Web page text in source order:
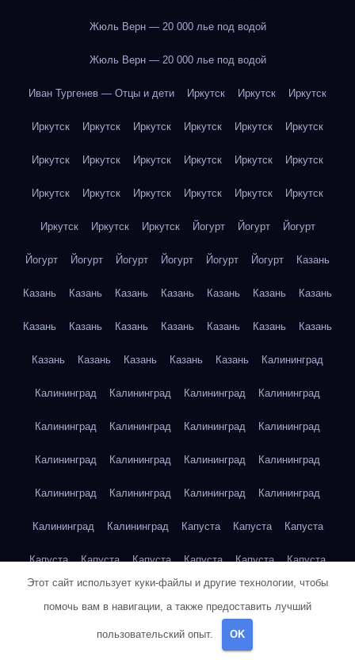
Жюль Верн — 20 000 лье под водой
Жюль Верн — 20 000 лье под водой
Иван Тургенев — Отцы и дети Иркутск Иркутск Иркутск
Иркутск Иркутск Иркутск Иркутск Иркутск Иркутск
Иркутск Иркутск Иркутск Иркутск Иркутск Иркутск
Иркутск Иркутск Иркутск Иркутск Иркутск Иркутск
Иркутск Иркутск Иркутск Йогурт Йогурт Йогурт
Йогурт Йогурт Йогурт Йогурт Йогурт Йогурт Казань
Казань Казань Казань Казань Казань Казань Казань
Казань Казань Казань Казань Казань Казань Казань
Казань Казань Казань Казань Казань Калининград
Калининград Калининград Калининград Калининград
Калининград Калининград Калининград Калининград
Калининград Калининград Калининград Калининград
Калининград Калининград Калининград Калининград
Калининград Калининград Капуста Капуста Капуста
Капуста Капуста Капуста Капуста Капуста Капуста
Этот сайт использует куки-файлы и другие технологии, чтобы
помочь вам в навигации, а также предоставить лучший
пользовательский опыт. OK